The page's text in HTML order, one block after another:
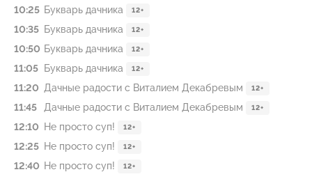
10:25 Букварь дачника 12+
10:35 Букварь дачника 12+
10:50 Букварь дачника 12+
11:05 Букварь дачника 12+
11:20 Дачные радости с Виталием Декабревым 12+
11:45 Дачные радости с Виталием Декабревым 12+
12:10 Не просто суп! 12+
12:25 Не просто суп! 12+
12:40 Не просто суп! 12+